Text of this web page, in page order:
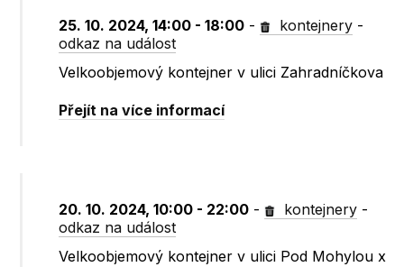
25. 10. 2024, 14:00 - 18:00 - kontejnery -
odkaz na událost
Velkoobjemový kontejner v ulici Zahradníčkova
Přejít na více informací
20. 10. 2024, 10:00 - 22:00 - kontejnery -
odkaz na událost
Velkoobjemový kontejner v ulici Pod Mohylou x